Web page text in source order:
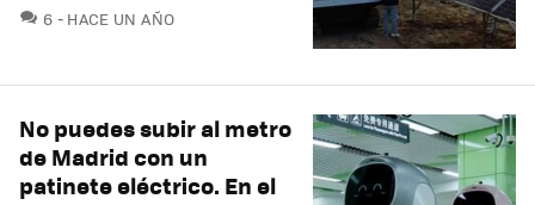
6 COMENTARIOS
HACE UN AÑO
No puedes subir al metro
de Madrid con un
patinete eléctrico. En el